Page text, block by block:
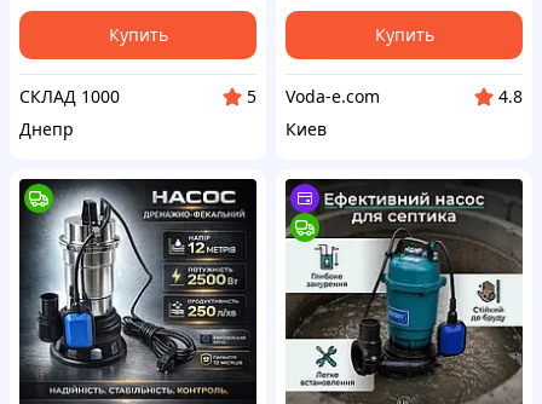
Купить
СКЛАД 1000
5
Днепр
Купить
Voda-e.com
4.8
Киев